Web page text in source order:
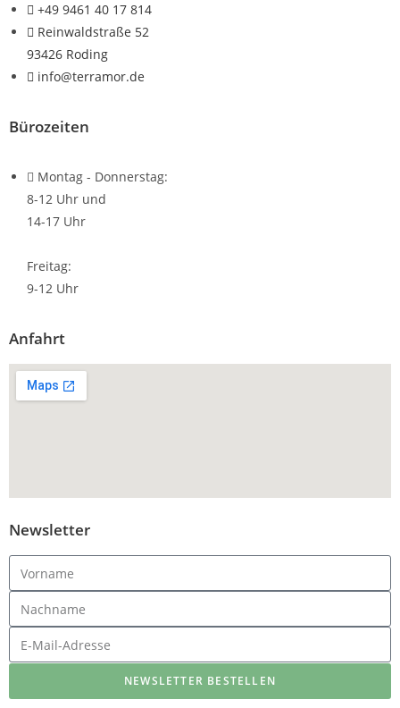
+49 9461 40 17 814
Reinwaldstraße 52
93426 Roding
info@terramor.de
Bürozeiten
Montag - Donnerstag:
8-12 Uhr und
14-17 Uhr
Freitag:
9-12 Uhr
Anfahrt
Newsletter
NEWSLETTER BESTELLEN